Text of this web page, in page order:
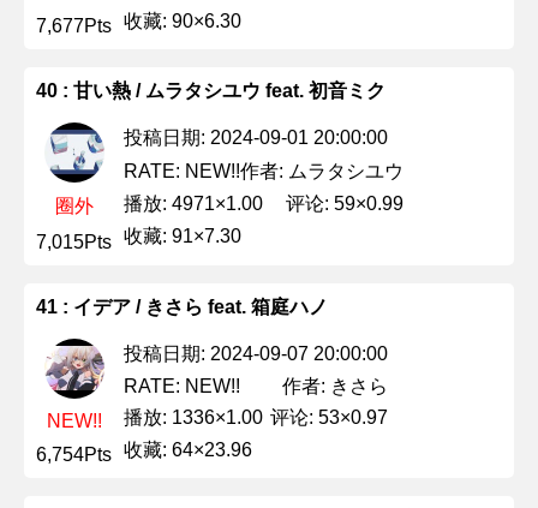
7,677Pts 收藏: 90×6.30
40 : 甘い熱 / ムラタシユウ feat. 初音ミク
圈外
7,015Pts
投稿日期: 2024-09-01 20:00:00
RATE: NEW!!作者: ムラタシユウ
播放: 4971×1.00
评论: 59×0.99
收藏: 91×7.30
41 : イデア / きさら feat. 箱庭ハノ
NEW!!
6,754Pts
投稿日期: 2024-09-07 20:00:00
RATE: NEW!!
作者: きさら
播放: 1336×1.00 评论: 53×0.97
收藏: 64×23.96